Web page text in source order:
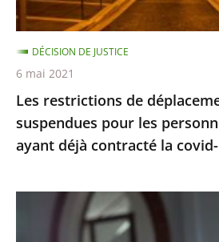
pour
les
personnes
vaccinées
ou
ayant
déjà
la
Les restrictions de
suspendues pour les
ayant déjà contracté la
DÉCISION DE JUSTICE
6 mai 2021